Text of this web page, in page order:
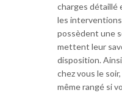
charges détaillé
les
possèdent une
mettent leur
disposition.
chez vous le
même rangé si